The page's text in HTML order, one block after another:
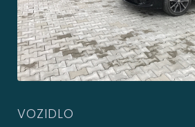
VOZIDLO